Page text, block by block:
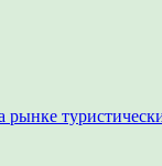
рынке